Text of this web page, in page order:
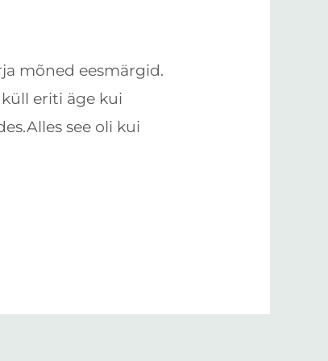
mõned eesmärgid.
eriti äge kui
see oli kui